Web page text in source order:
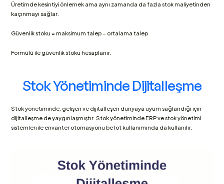
Üretimde kesintiyi önlemek ama aynı zamanda da fazla stok maliyetinden
kaçınmayı sağlar.
Güvenlik stoku = maksimum talep – ortalama talep
Formülü ile güvenlik stoku hesaplanır.
Stok Yönetiminde Dijitalleşme
Stok yönetiminde, gelişen ve dijitalleşen dünyaya uyum sağlandığı için
dijitalleşme de yaygınlaşmıştır. Stok yönetiminde ERP ve stok yönetimi
sistemleri ile envanter otomasyonu be lot kullanımında da kullanılır.